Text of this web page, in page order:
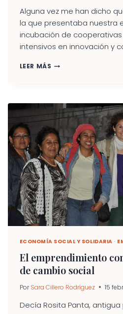
Alguna vez me han dicho
la que presentaba nuestra
incubación de
intensivos en innovación y
LEER MÁS OCUPANDO
ECONOMÍA
SOCIAL:
LA
EXPERIENCIA
DE
INCUBACOOP
EN
URUGUAY
ECONOMÍA SOCIAL Y SOLIDARIA ·
El emprendimiento
de cambio social
Por Sara Cillero Rodríguez 15
Decía Rosita Panta,